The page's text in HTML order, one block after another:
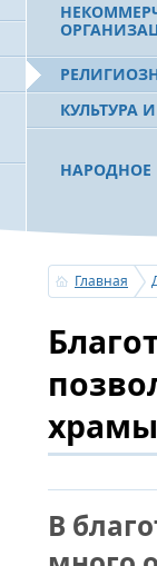
КУЛЬТУРА
НАРОДНОЕ
«УРАЛ»
ОГОНЬ -
ПОЖАРОВ
Главная
храмы
В